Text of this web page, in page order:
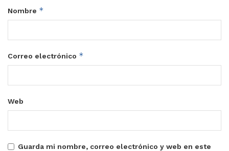
Nombre *
Correo electrónico *
Web
Guarda mi nombre, correo electrónico y web en este